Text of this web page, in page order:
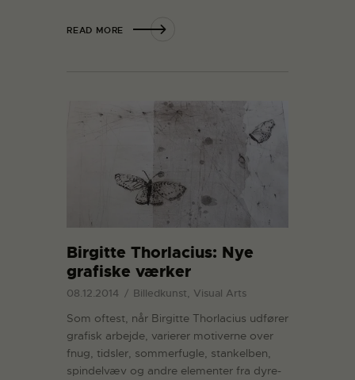
READ MORE
Birgitte Thorlacius: Nye
grafiske værker
08.12.2014 Billedkunst, Visual Arts
Som oftest, når Birgitte Thorlacius udfører
grafisk arbejde, varierer motiverne over
fnug, tidsler, sommerfugle, stankelben,
spindelvæv og andre elementer fra dyre-